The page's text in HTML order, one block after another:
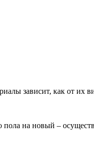
зависит, как от их
пола на новый –